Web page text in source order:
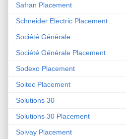
Safran Placement
Schneider Electric Placement
Société Générale
Société Générale Placement
Sodexo Placement
Soitec Placement
Solutions 30
Solutions 30 Placement
Solvay Placement